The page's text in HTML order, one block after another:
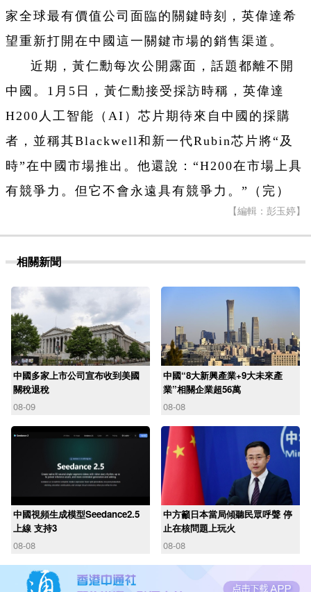
家全球最有價值公司面臨的關鍵時刻，英偉達希
望重新打開在中國這一關鍵市場的銷售渠道。
近期，黃仁勳每次公開露面，話題都離不開
中國。1月5日，黃仁勳接受採訪時稱，英偉達
H200人工智能（AI）芯片期待來自中國的採購
者，並稱其Blackwell和新一代Rubin芯片將“及
時”在中國市場推出。他還說：“H200在市場上具
有競爭力。但它不會永遠具有競爭力。”（完）
【編輯：彭玉婷】
相關新聞
中國多家上市公司宣布收到美國
關稅退稅
08-09
中國“8大新興產業+9大未來產
業”相關企業超56萬
08-08
中國視頻生成模型Seedance2.5
上線 支持3
08-08
中方籲日本當局傾聽民眾呼聲 停
止在核問題上玩火
08-08